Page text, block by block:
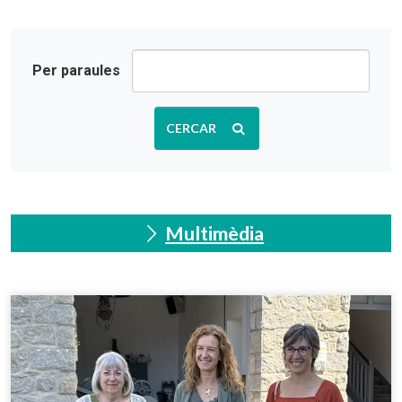
Per paraules
CERCAR
Multimèdia